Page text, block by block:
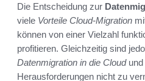
Die Entscheidung zur
viele Vorteile Cloud-Migration
können von einer Vielzahl
profitieren. Gleichzeitig sind
Datenmigration in die Cloudund
Herausforderungen nicht zu